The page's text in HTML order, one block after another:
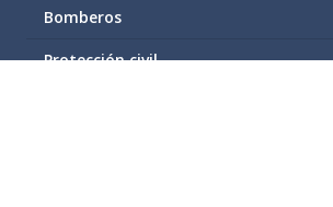
Bomberos
Protección civil